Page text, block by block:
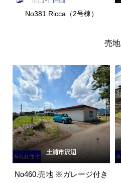
No381.Ricca（2号棟）
売地
土浦市沢辺
No460.売地 ※ガレージ付き